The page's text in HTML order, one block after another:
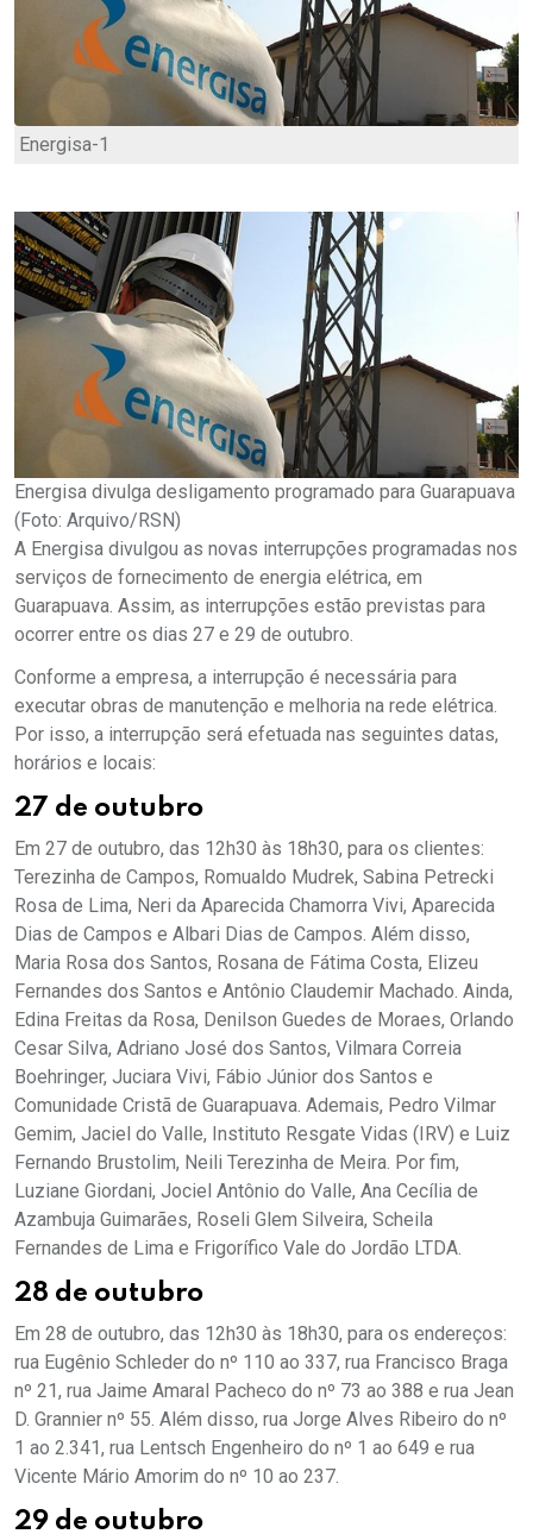
Energisa-1
Energisa divulga desligamento programado para Guarapuava
(Foto: Arquivo/RSN)
A Energisa divulgou as novas interrupções programadas nos
serviços de fornecimento de energia elétrica, em
Guarapuava. Assim, as interrupções estão previstas para
ocorrer entre os dias 27 e 29 de outubro.
Conforme a empresa, a interrupção é necessária para
executar obras de manutenção e melhoria na rede elétrica.
Por isso, a interrupção será efetuada nas seguintes datas,
horários e locais:
27 de outubro
Em 27 de outubro, das 12h30 às 18h30, para os clientes:
Terezinha de Campos, Romualdo Mudrek, Sabina Petrecki
Rosa de Lima, Neri da Aparecida Chamorra Vivi, Aparecida
Dias de Campos e Albari Dias de Campos. Além disso,
Maria Rosa dos Santos, Rosana de Fátima Costa, Elizeu
Fernandes dos Santos e Antônio Claudemir Machado. Ainda,
Edina Freitas da Rosa, Denilson Guedes de Moraes, Orlando
Cesar Silva, Adriano José dos Santos, Vilmara Correia
Boehringer, Juciara Vivi, Fábio Júnior dos Santos e
Comunidade Cristã de Guarapuava. Ademais, Pedro Vilmar
Gemim, Jaciel do Valle, Instituto Resgate Vidas (IRV) e Luiz
Fernando Brustolim, Neili Terezinha de Meira. Por fim,
Luziane Giordani, Jociel Antônio do Valle, Ana Cecília de
Azambuja Guimarães, Roseli Glem Silveira, Scheila
Fernandes de Lima e Frigorífico Vale do Jordão LTDA.
28 de outubro
Em 28 de outubro, das 12h30 às 18h30, para os endereços:
rua Eugênio Schleder do nº 110 ao 337, rua Francisco Braga
nº 21, rua Jaime Amaral Pacheco do nº 73 ao 388 e rua Jean
D. Grannier nº 55. Além disso, rua Jorge Alves Ribeiro do nº
1 ao 2.341, rua Lentsch Engenheiro do nº 1 ao 649 e rua
Vicente Mário Amorim do nº 10 ao 237.
29 de outubro